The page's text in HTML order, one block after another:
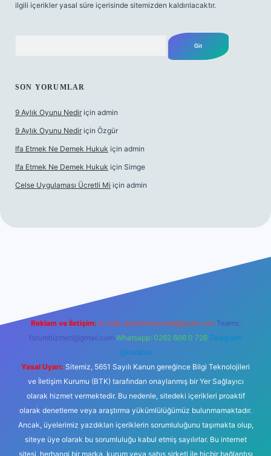
ilgili içerikler yasal süre içerisinde sitemizden kaldırılacaktır.
SON YORUMLAR
9 Aylık Oyunu Nedir için admin
9 Aylık Oyunu Nedir için Özgür
Ifa Etmek Ne Demek Hukuk için admin
Ifa Etmek Ne Demek Hukuk için Simge
Celse Uygulaması Ücretli Mi için admin
Reklam ve İletişim: E-mail: backlinkpaneli@gmail.com Teams:
forumhizmeti@gmail.com Whatsapp: 0262 606 0 726 Telegram:
@karabul
Yasal Uyarı: Sitemiz, 5651 Sayılı Kanun gereğince Bilgi Teknolojileri
ve İletişim Kurumu (BTK) tarafından onaylanmış bir Yer Sağlayıcı
olarak hizmet vermektedir. Bu nedenle, sitedeki içerikleri proaktif
olarak denetleme veya araştırma yükümlülüğümüz bulunmamaktadır.
Ancak, üyelerimiz yazdıkları içeriklerin sorumluluğunu taşımakta olup,
siteye üye olarak bu sorumluluğu kabul etmiş sayılırlar. Bu internet
sitesi, herhangi bir marka, kurum veya şahıs şirketi ile hiçbir bağlantısı